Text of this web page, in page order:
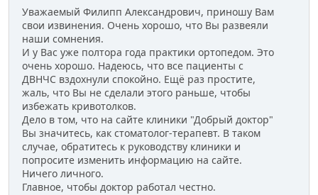
Уважаемый Филипп Александрович, приношу Вам
свои извинения. Очень хорошо, что Вы развеяли
наши сомнения.
И у Вас уже полтора года практики ортопедом. Это
очень хорошо. Надеюсь, что все пациенты с
ДВНЧС вздохнули спокойно. Ещё раз простите,
жаль, что Вы не сделали этого раньше, чтобы
избежать кривотолков.
Дело в том, что на сайте клиники "Добрый доктор"
Вы значитесь, как стоматолог-терапевт. В таком
случае, обратитесь к руководству клиники и
попросите изменить информацию на сайте.
Ничего личного.
Главное, чтобы доктор работал честно.